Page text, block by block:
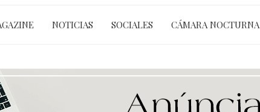
NOTICIAS SOCIALES CÁMARA NOCTURNA